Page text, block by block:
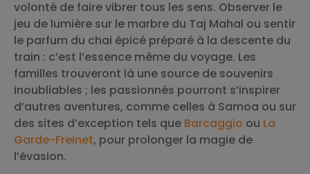
volonté de faire vibrer tous les sens. Observer le
jeu de lumière sur le marbre du Taj Mahal ou sentir
le parfum du chai épicé préparé à la descente du
train : c’est l’essence même du voyage. Les
familles trouveront là une source de souvenirs
inoubliables ; les passionnés pourront s’inspirer
d’autres aventures, comme celles à Samoa ou sur
des sites d’exception tels que Barcaggio ou La
Garde-Freinet, pour prolonger la magie de
l’évasion.